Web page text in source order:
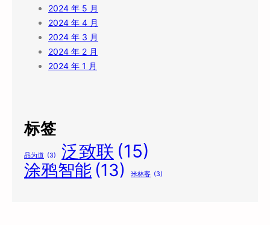
2024 年 5 月
2024 年 4 月
2024 年 3 月
2024 年 2 月
2024 年 1 月
标签
品为道 (3) 泛致联 (15)
涂鸦智能 (13) 米林客 (3)